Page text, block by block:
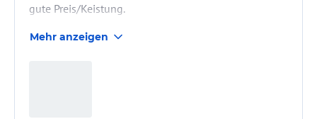
gute Preis/Keistung.
Mehr anzeigen